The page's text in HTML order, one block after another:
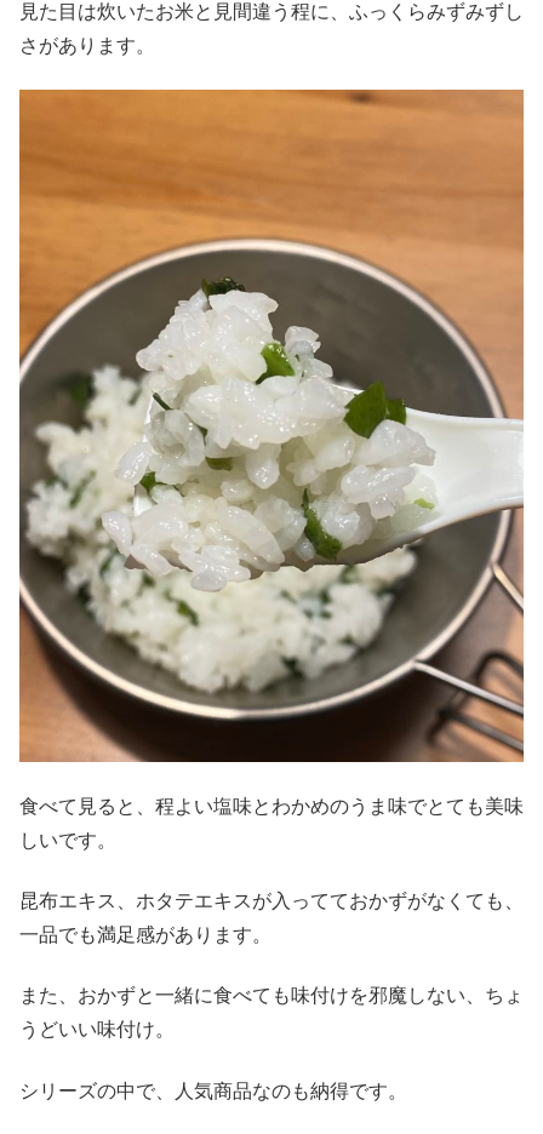
見た目は炊いたお米と見間違う程に、ふっくらみずみずし
さがあります。
食べて見ると、程よい塩味とわかめのうま味でとても美味
しいです。
昆布エキス、ホタテエキスが入ってておかずがなくても、
一品でも満足感があります。
また、おかずと一緒に食べても味付けを邪魔しない、ちょ
うどいい味付け。
シリーズの中で、人気商品なのも納得です。